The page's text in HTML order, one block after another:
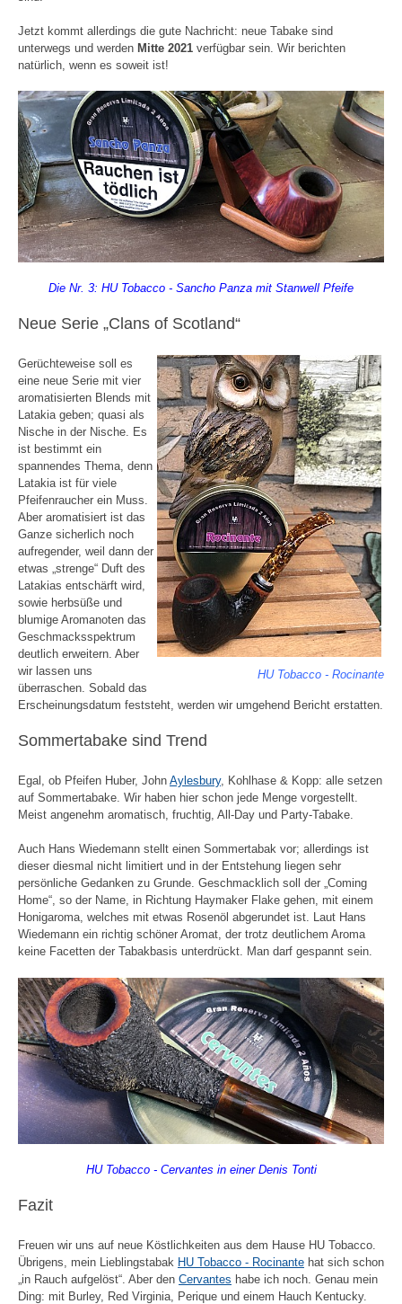
Jetzt kommt allerdings die gute Nachricht: neue Tabake sind
unterwegs und werden Mitte 2021 verfügbar sein. Wir berichten
natürlich, wenn es soweit ist!
Die Nr. 3: HU Tobacco - Sancho Panza mit Stanwell Pfeife
Neue Serie „Clans of Scotland“
HU Tobacco - Rocinante
Gerüchteweise soll es
eine neue Serie mit vier
aromatisierten Blends mit
Latakia geben; quasi als
Nische in der Nische. Es
ist bestimmt ein
spannendes Thema, denn
Latakia ist für viele
Pfeifenraucher ein Muss.
Aber aromatisiert ist das
Ganze sicherlich noch
aufregender, weil dann der
etwas „strenge“ Duft des
Latakias entschärft wird,
sowie herbsüße und
blumige Aromanoten das
Geschmacksspektrum
deutlich erweitern. Aber
wir lassen uns
überraschen. Sobald das
Erscheinungsdatum feststeht, werden wir umgehend Bericht erstatten.
Sommertabake sind Trend
Egal, ob Pfeifen Huber, John Aylesbury, Kohlhase & Kopp: alle setzen
auf Sommertabake. Wir haben hier schon jede Menge vorgestellt.
Meist angenehm aromatisch, fruchtig, All-Day und Party-Tabake.
Auch Hans Wiedemann stellt einen Sommertabak vor; allerdings ist
dieser diesmal nicht limitiert und in der Entstehung liegen sehr
persönliche Gedanken zu Grunde. Geschmacklich soll der „Coming
Home“, so der Name, in Richtung Haymaker Flake gehen, mit einem
Honigaroma, welches mit etwas Rosenöl abgerundet ist. Laut Hans
Wiedemann ein richtig schöner Aromat, der trotz deutlichem Aroma
keine Facetten der Tabakbasis unterdrückt. Man darf gespannt sein.
HU Tobacco - Cervantes in einer Denis Tonti
Fazit
Freuen wir uns auf neue Köstlichkeiten aus dem Hause HU Tobacco.
Übrigens, mein Lieblingstabak HU Tobacco - Rocinante hat sich schon
„in Rauch aufgelöst“. Aber den Cervantes habe ich noch. Genau mein
Ding: mit Burley, Red Virginia, Perique und einem Hauch Kentucky.